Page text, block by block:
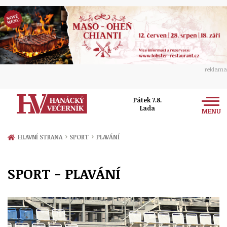
reklama
Pátek 7.8.
Lada
MENU
Zprávy
Přerov
Politika
Ekonomika
Kultura
Hudba
Společnost
Ženy
Sport
HLAVNÍ STRANA › SPORT › PLAVÁNÍ
SPORT - PLAVÁNÍ